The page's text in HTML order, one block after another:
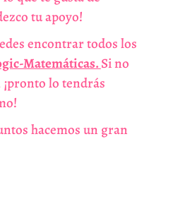
tu apoyo!
encontrar todos los
Matemáticas.Si no
lo tendrás
hacemos un gran